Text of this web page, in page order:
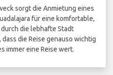
sorgt die Anmietung eines
für eine komfortable,
die lebhafte Stadt
dass die Reise genauso wichtig
immer eine Reise wert.